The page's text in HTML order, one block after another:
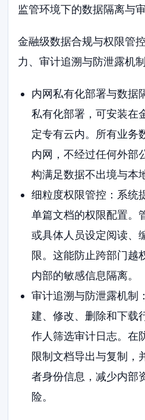
监管环境下的数据隔离与审
金融级数据合规与权限管
力、审计追溯与防泄露机
内网私有化部署与数据
私有化部署，可安装在
定专有云内。所有业务
内网，不经过任何外部
构满足数据不出境与本
细粒度权限管控：系统
单篇文档的权限配置。
或具体人员设定阅读、
限。这能防止跨部门越
内部的敏感信息隔离。
审计追溯与防泄露机制
建、修改、删除和下载
作人筛选审计日志。在
限制文档导出与复制，
者身份信息，减少内部
险。